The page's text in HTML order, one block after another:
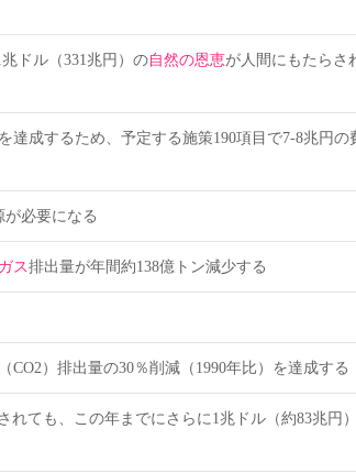
ドル（331兆円）の自然の恩恵が人間にもたらさ
を達成するため、予定する施策190項目で7-8兆円の
が必要になる
ス排出量が年間約138億トン減少する
）排出量の30％削減（1990年比）を達成する
れても、この年までにさらに1兆ドル（約83兆円